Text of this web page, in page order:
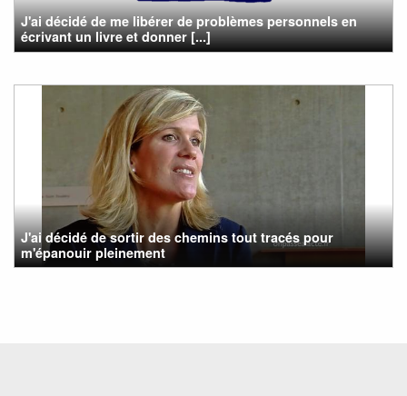
J'ai décidé de me libérer de problèmes personnels en
écrivant un livre et donner [...]
J'ai décidé de sortir des chemins tout tracés pour
m'épanouir pleinement